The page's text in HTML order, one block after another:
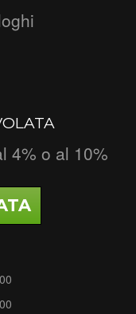
4% o al 10%